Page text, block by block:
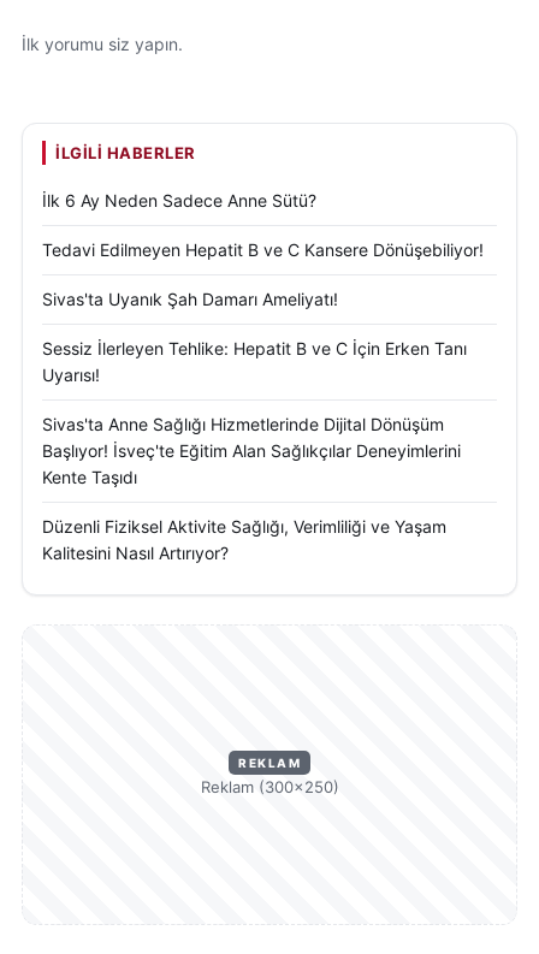
İlk yorumu siz yapın.
İLGILI HABERLER
İlk 6 Ay Neden Sadece Anne Sütü?
Tedavi Edilmeyen Hepatit B ve C Kansere Dönüşebiliyor!
Sivas'ta Uyanık Şah Damarı Ameliyatı!
Sessiz İlerleyen Tehlike: Hepatit B ve C İçin Erken Tanı
Uyarısı!
Sivas'ta Anne Sağlığı Hizmetlerinde Dijital Dönüşüm
Başlıyor! İsveç'te Eğitim Alan Sağlıkçılar Deneyimlerini
Kente Taşıdı
Düzenli Fiziksel Aktivite Sağlığı, Verimliliği ve Yaşam
Kalitesini Nasıl Artırıyor?
REKLAM
Reklam (300×250)